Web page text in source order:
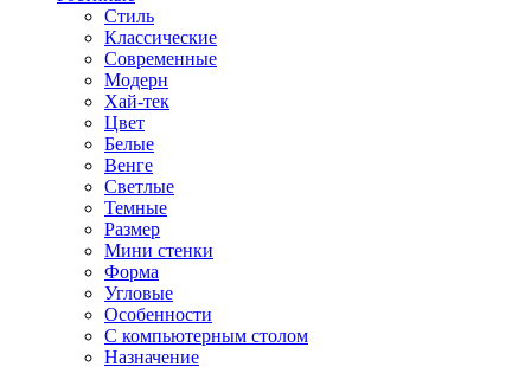
Стиль
Классические
Современные
Модерн
Хай-тек
Цвет
Белые
Венге
Светлые
Темные
Размер
Мини стенки
Форма
Угловые
Особенности
С компьютерным столом
Назначение